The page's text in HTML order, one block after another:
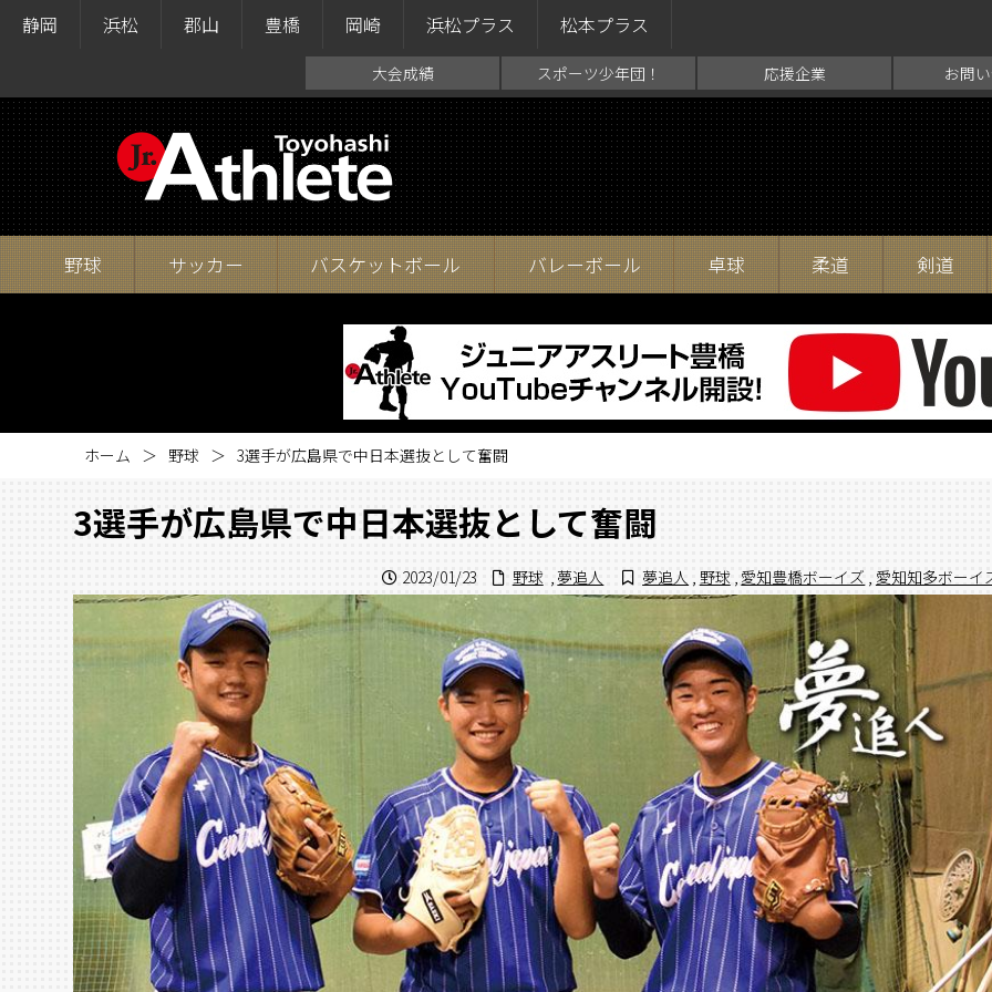
静岡 浜松 郡山 豊橋 岡崎 浜松プラス 松本プラス
大会成績 スポーツ少年団！ 応援企業 お問
野球 サッカー バスケットボール バレーボール 卓球 柔道 剣道
ホーム 野球 3選手が広島県で中日本選抜として奮闘
3選手が広島県で中日本選抜として奮闘
2023/01/23 野球 , 夢追人 夢追人 , 野球 , 愛知豊橋ボーイズ , 愛知知多ボーイ